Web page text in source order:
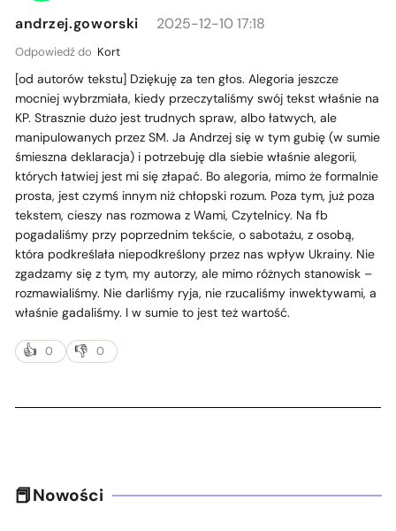
andrzej.goworski 2025-12-10 17:18
Odpowiedź do Kort
[od autorów tekstu] Dziękuję za ten głos. Alegoria jeszcze
mocniej wybrzmiała, kiedy przeczytaliśmy swój tekst właśnie na
KP. Strasznie dużo jest trudnych spraw, albo łatwych, ale
manipulowanych przez SM. Ja Andrzej się w tym gubię (w sumie
śmieszna deklaracja) i potrzebuję dla siebie właśnie alegorii,
których łatwiej jest mi się złapać. Bo alegoria, mimo że formalnie
prosta, jest czymś innym niż chłopski rozum. Poza tym, już poza
tekstem, cieszy nas rozmowa z Wami, Czytelnicy. Na fb
pogadaliśmy przy poprzednim tekście, o sabotażu, z osobą,
która podkreślała niepodkreślony przez nas wpływ Ukrainy. Nie
zgadzamy się z tym, my autorzy, ale mimo różnych stanowisk –
rozmawialiśmy. Nie darliśmy ryja, nie rzucaliśmy inwektywami, a
właśnie gadaliśmy. I w sumie to jest też wartość.
0 0
Nowości